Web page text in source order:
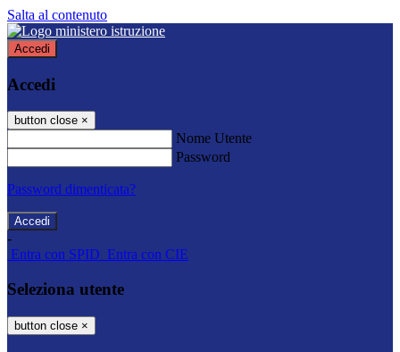
Salta al contenuto
Accedi
Accedi
button close ×
Nome Utente
Password
Password dimenticata?
-
Entra con SPID Entra con CIE
Seleziona utente
button close ×